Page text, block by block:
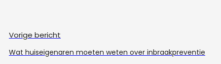
Vorige bericht
Wat huiseigenaren moeten weten over inbraakpreventie